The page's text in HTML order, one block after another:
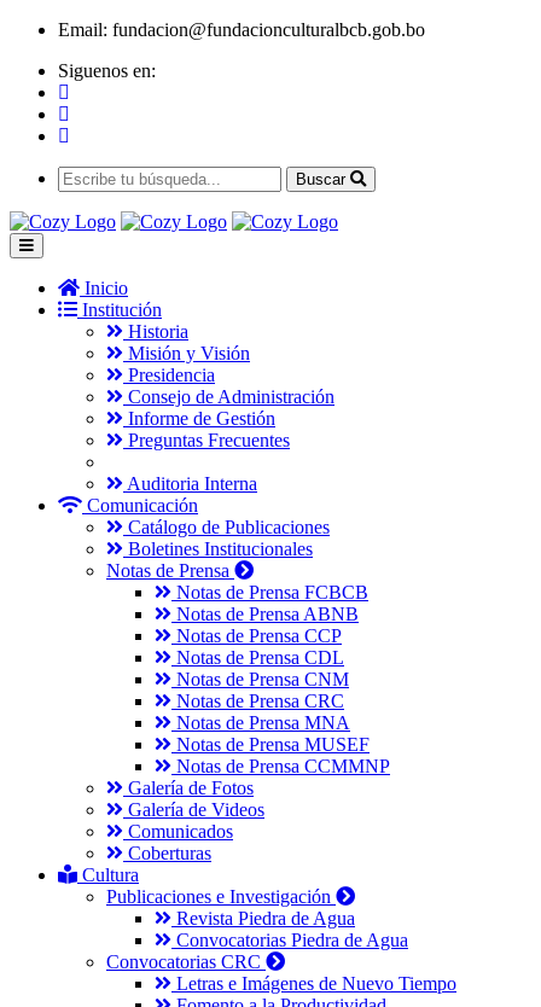
Email: fundacion@fundacionculturalbcb.gob.bo
Siguenos en:
Buscar
Inicio
Institución
Historia
Misión y Visión
Presidencia
Consejo de Administración
Informe de Gestión
Preguntas Frecuentes
Auditoria Interna
Comunicación
Catálogo de Publicaciones
Boletines Institucionales
Notas de Prensa
Notas de Prensa FCBCB
Notas de Prensa ABNB
Notas de Prensa CCP
Notas de Prensa CDL
Notas de Prensa CNM
Notas de Prensa CRC
Notas de Prensa MNA
Notas de Prensa MUSEF
Notas de Prensa CCMMNP
Galería de Fotos
Galería de Videos
Comunicados
Coberturas
Cultura
Publicaciones e Investigación
Revista Piedra de Agua
Convocatorias Piedra de Agua
Convocatorias CRC
Letras e Imágenes de Nuevo Tiempo